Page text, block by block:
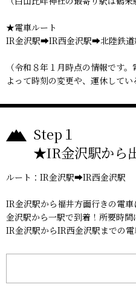
★電車ルート
IR金沢駅➡IR西金沢駅➡北陸鉄
（令和８年１月時点の情報です
よって時刻の変更や、運休して
Step１
★IR金沢駅から
ルート：IR金沢駅➡IR西金沢駅
IR金沢駅から福井方面行きの電車
金沢駅から一駅で到着！所要時間
IR金沢駅からIR西金沢駅までの電